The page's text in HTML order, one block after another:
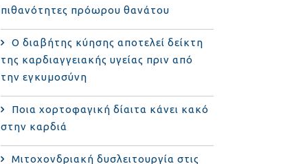
πιθανότητες πρόωρου θανάτου
Ο διαβήτης κύησης αποτελεί δείκτη
της καρδιαγγειακής υγείας πριν από
την εγκυμοσύνη
Ποια χορτοφαγική δίαιτα κάνει κακό
στην καρδιά
Μιτοχονδριακή δυσλειτουργία στις